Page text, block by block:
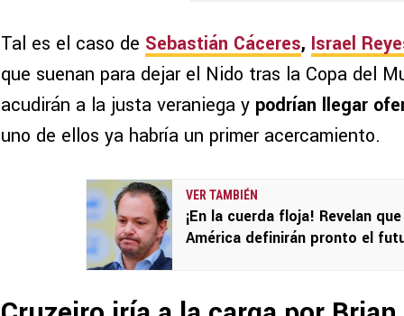
Tal es el caso de Sebastián Cáceres, Israel
que suenan para dejar el Nido tras la Copa del
acudirán a la justa veraniega y podrían llegar
uno de ellos ya habría un primer acercamiento.
VER TAMBIÉN
¡En la cuerda floja! Revelan
América definirán pronto el